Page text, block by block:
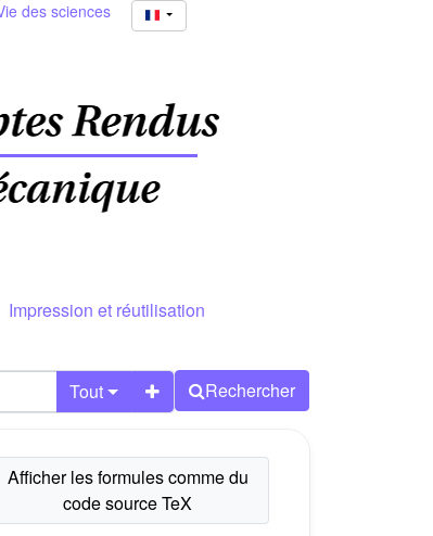
des sciences
Impression et réutilisation
Tout Rechercher